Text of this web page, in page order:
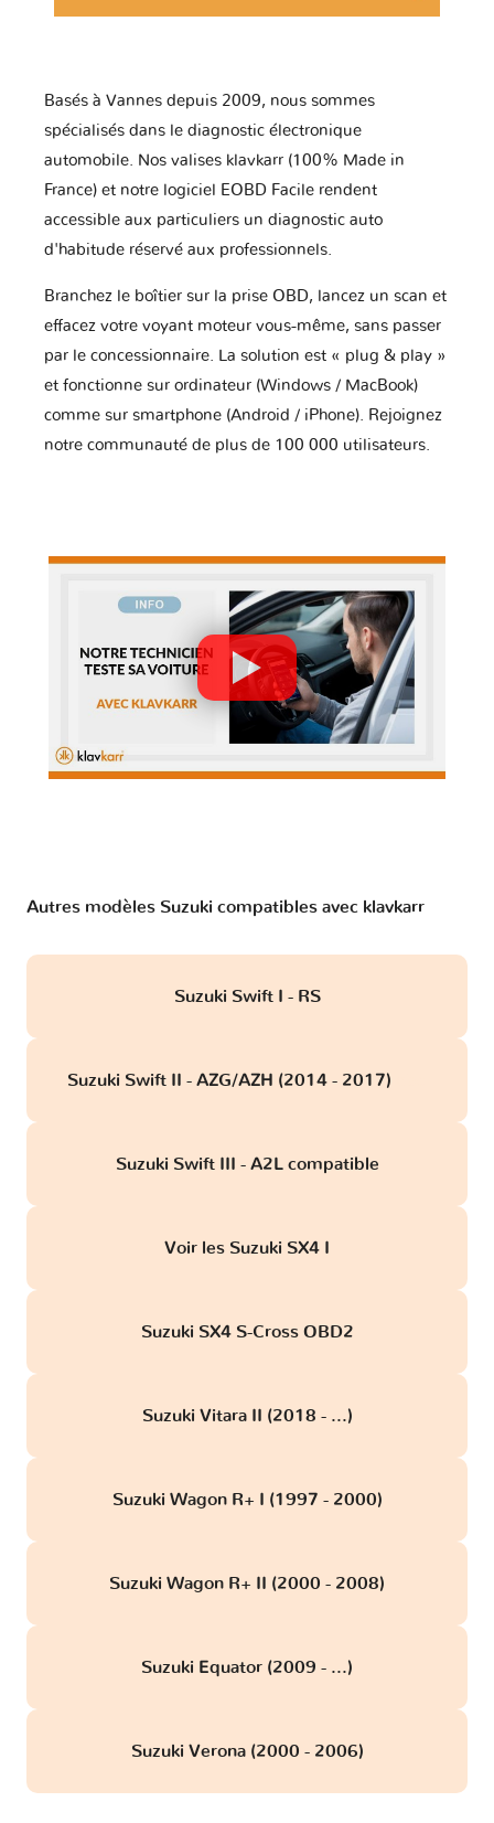
Basés à Vannes depuis 2009, nous sommes
spécialisés dans le diagnostic électronique
automobile. Nos valises klavkarr (100% Made in
France) et notre logiciel EOBD Facile rendent
accessible aux particuliers un diagnostic auto
d'habitude réservé aux professionnels.
Branchez le boîtier sur la prise OBD, lancez un scan et
effacez votre voyant moteur vous-même, sans passer
par le concessionnaire. La solution est « plug & play »
et fonctionne sur ordinateur (Windows / MacBook)
comme sur smartphone (Android / iPhone). Rejoignez
notre communauté de plus de 100 000 utilisateurs.
Autres modèles Suzuki compatibles avec klavkarr
Suzuki Swift I - RS
Suzuki Swift II - AZG/AZH (2014 - 2017)
Suzuki Swift III - A2L compatible
Voir les Suzuki SX4 I
Suzuki SX4 S-Cross OBD2
Suzuki Vitara II (2018 - ...)
Suzuki Wagon R+ I (1997 - 2000)
Suzuki Wagon R+ II (2000 - 2008)
Suzuki Equator (2009 - ...)
Suzuki Verona (2000 - 2006)